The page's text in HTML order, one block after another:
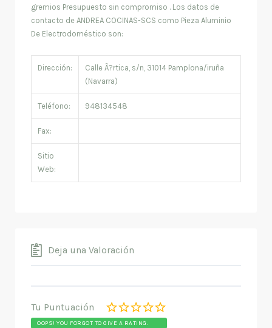
gremios Presupuesto sin compromiso . Los datos de
contacto de ANDREA COCINAS-SCS como Pieza Aluminio
De Electrodoméstico son:
Dirección:
Calle Ã?rtica, s/n, 31014 Pamplona/iruña
(Navarra)
Teléfono: 948134548
Fax:
Sitio
Web:
Deja una Valoración
Tu Puntuación
OOPS! YOU FORGOT TO GIVE A RATING.